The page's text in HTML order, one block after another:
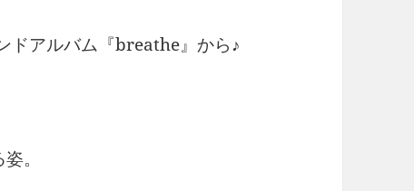
ドアルバム『breathe』から♪
。